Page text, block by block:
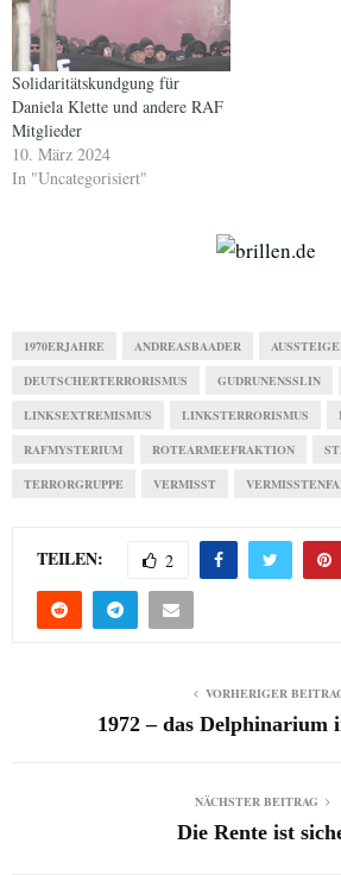
Solidaritätskundgung für
Daniela Klette und andere RAF
Mitglieder
10. März 2024
In "Uncategorisiert"
1970ERJAHRE ANDREASBAADER
DEUTSCHERTERRORISMUS GUDRUNENSSLIN
LINKSEXTREMISMUS LINKSTERRORISMUS
RAFMYSTERIUM ROTEARMEEFRAKTION
TERRORGRUPPE VERMISST
TEILEN: 2
VORHERIGER
1972 – das Delphinarium
NÄCHSTER BEITRAG
Die Rente ist